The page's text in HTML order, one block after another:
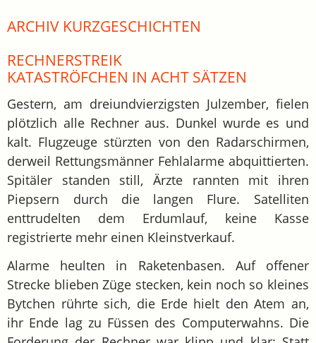
ARCHIV KURZGESCHICHTEN
RECHNERSTREIK
KATASTRÖFCHEN IN ACHT SÄTZEN
Gestern, am dreiundvierzigsten Julzember, fielen
plötzlich alle Rechner aus. Dunkel wurde es und
kalt. Flugzeuge stürzten von den Radarschirmen,
derweil Rettungsmänner Fehlalarme abquittierten.
Spitäler standen still, Ärzte rannten mit ihren
Piepsern durch die langen Flure. Satelliten
enttrudelten dem Erdumlauf, keine Kasse
registrierte mehr einen Kleinstverkauf.
Alarme heulten in Raketenbasen. Auf offener
Strecke blieben Züge stecken, kein noch so kleines
Bytchen rührte sich, die Erde hielt den Atem an,
ihr Ende lag zu Füssen des Computerwahns. Die